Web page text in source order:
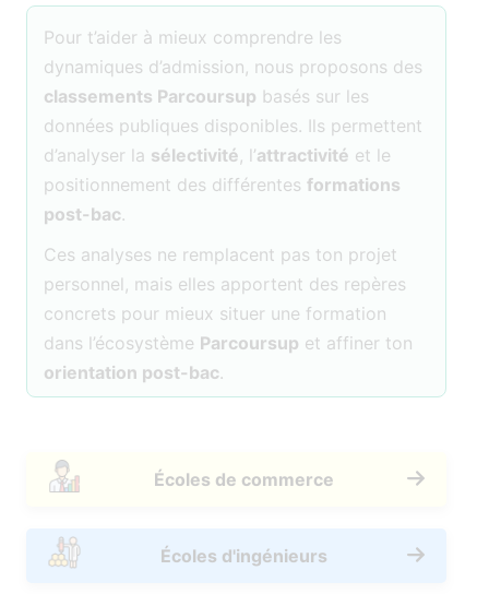
Pour t’aider à mieux comprendre les
dynamiques d’admission, nous proposons des
classements Parcoursup basés sur les
données publiques disponibles. Ils permettent
d’analyser la sélectivité, l’attractivité et le
positionnement des différentes formations
post-bac.
Ces analyses ne remplacent pas ton projet
personnel, mais elles apportent des repères
concrets pour mieux situer une formation
dans l’écosystème Parcoursup et affiner ton
orientation post-bac.
Écoles de commerce
Écoles d'ingénieurs